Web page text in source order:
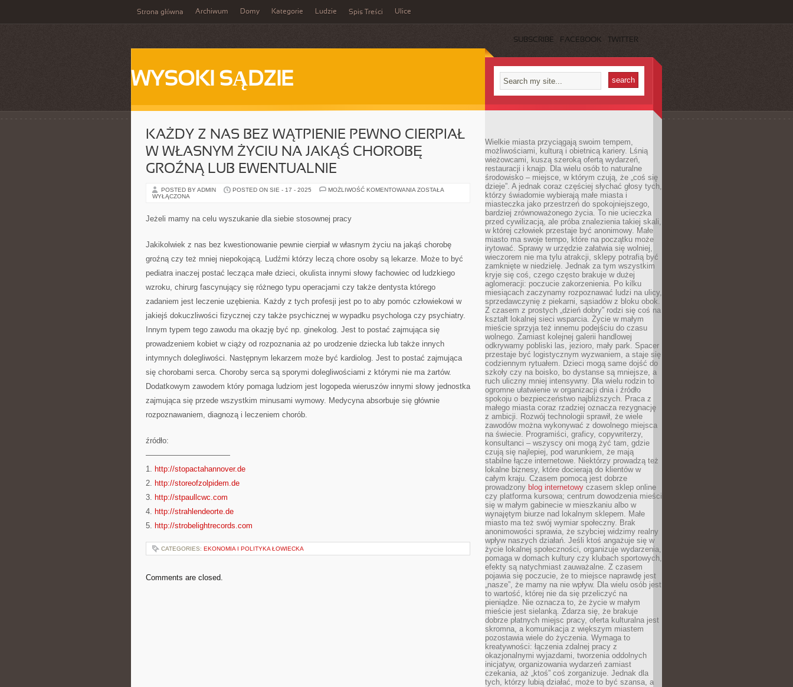
Strona główna Archiwum Domy Kategorie Ludzie Spis Treści Ulice
SUBSCRIBE FACEBOOK TWITTER
WYSOKI SĄDZIE
KAŻDY Z NAS BEZ WĄTPIENIE PEWNO CIERPIAŁ
W WŁASNYM ŻYCIU NA JAKĄŚ CHOROBĘ
GROŹNĄ LUB EWENTUALNIE
POSTED BY ADMIN POSTED ON SIE - 17 - 2025 MOŻLIWOŚĆ KOMENTOWANIA KAŻDY
WŁASNYM
ŻYCIU
JAKĄŚ
GROŹNĄ
EWENTUALNIE
ZOSTAŁA
WYŁĄCZONA
Jeżeli mamy na celu wyszukanie dla siebie stosownej pracy
Jakikolwiek z nas bez kwestionowanie pewnie cierpiał w własnym życiu na jakąś chorobę
groźną czy też mniej niepokojącą. Ludźmi którzy leczą chore osoby są lekarze. Może to być
pediatra inaczej postać lecząca małe dzieci, okulista innymi słowy fachowiec od ludzkiego
wzroku, chirurg fascynujący się różnego typu operacjami czy także dentysta którego
zadaniem jest leczenie uzębienia. Każdy z tych profesji jest po to aby pomóc człowiekowi w
jakiejś dokuczliwości fizycznej czy także psychicznej w wypadku psychologa czy psychiatry.
Innym typem tego zawodu ma okazję być np. ginekolog. Jest to postać zajmująca się
prowadzeniem kobiet w ciąży od rozpoznania aż po urodzenie dziecka lub także innych
intymnych dolegliwości. Następnym lekarzem może być kardiolog. Jest to postać zajmująca
się chorobami serca. Choroby serca są sporymi dolegliwościami z którymi nie ma żartów.
Dodatkowym zawodem który pomaga ludziom jest logopeda wieruszów innymi słowy jednostka
zajmująca się przede wszystkim minusami wymowy. Medycyna absorbuje się głównie
rozpoznawaniem, diagnozą i leczeniem chorób.
źródło:
———————————
1. http://stopactahannover.de
2. http://storeofzolpidem.de
3. http://stpaullcwc.com
4. http://strahlendeorte.de
5. http://strobelightrecords.com
CATEGORIES: EKONOMIA I POLITYKA ŁOWIECKA
Comments are closed.
Wielkie miasta przyciągają swoim tempem,
możliwościami, kulturą i obietnicą kariery. Lśnią
wieżowcami, kuszą szeroką ofertą wydarzeń,
restauracji i knajp. Dla wielu osób to naturalne
środowisko – miejsce, w którym czują, że „coś się
dzieje”. A jednak coraz częściej słychać głosy tych,
którzy świadomie wybierają małe miasta i
miasteczka jako przestrzeń do spokojniejszego,
bardziej zrównoważonego życia. To nie ucieczka
przed cywilizacją, ale próba znalezienia takiej skali,
w której człowiek przestaje być anonimowy. Małe
miasto ma swoje tempo, które na początku może
irytować. Sprawy w urzędzie załatwia się wolniej,
wieczorem nie ma tylu atrakcji, sklepy potrafią być
zamknięte w niedzielę. Jednak za tym wszystkim
kryje się coś, czego często brakuje w dużej
aglomeracji: poczucie zakorzenienia. Po kilku
miesiącach zaczynamy rozpoznawać ludzi na ulicy,
sprzedawczynię z piekarni, sąsiadów z bloku obok.
Z czasem z prostych „dzień dobry” rodzi się coś na
kształt lokalnej sieci wsparcia. Życie w małym
mieście sprzyja też innemu podejściu do czasu
wolnego. Zamiast kolejnej galerii handlowej
odkrywamy pobliski las, jezioro, mały park. Spacer
przestaje być logistycznym wyzwaniem, a staje się
codziennym rytuałem. Dzieci mogą same dojść do
szkoły czy na boisko, bo dystanse są mniejsze, a
ruch uliczny mniej intensywny. Dla wielu rodzin to
ogromne ułatwienie w organizacji dnia i źródło
spokoju o bezpieczeństwo najbliższych. Praca z
małego miasta coraz rzadziej oznacza rezygnację
z ambicji. Rozwój technologii sprawił, że wiele
zawodów można wykonywać z dowolnego miejsca
na świecie. Programiści, graficy, copywriterzy,
konsultanci – wszyscy oni mogą żyć tam, gdzie
czują się najlepiej, pod warunkiem, że mają
stabilne łącze internetowe. Niektórzy prowadzą też
lokalne biznesy, które docierają do klientów w
całym kraju. Czasem pomocą jest dobrze
prowadzony blog internetowy czasem sklep online
czy platforma kursowa; centrum dowodzenia mieści
się w małym gabinecie w mieszkaniu albo w
wynajętym biurze nad lokalnym sklepem. Małe
miasto ma też swój wymiar społeczny. Brak
anonimowości sprawia, że szybciej widzimy realny
wpływ naszych działań. Jeśli ktoś angażuje się w
życie lokalnej społeczności, organizuje wydarzenia,
pomaga w domach kultury czy klubach sportowych,
efekty są natychmiast zauważalne. Z czasem
pojawia się poczucie, że to miejsce naprawdę jest
„nasze”, że mamy na nie wpływ. Dla wielu osób jest
to wartość, której nie da się przeliczyć na
pieniądze. Nie oznacza to, że życie w małym
mieście jest sielanką. Zdarza się, że brakuje
dobrze płatnych miejsc pracy, oferta kulturalna jest
skromna, a komunikacja z większym miastem
pozostawia wiele do życzenia. Wymaga to
kreatywności: łączenia zdalnej pracy z
okazjonalnymi wyjazdami, tworzenia oddolnych
inicjatyw, organizowania wydarzeń zamiast
czekania, aż „ktoś” coś zorganizuje. Jednak dla
tych, którzy lubią działać, może to być szansa, a